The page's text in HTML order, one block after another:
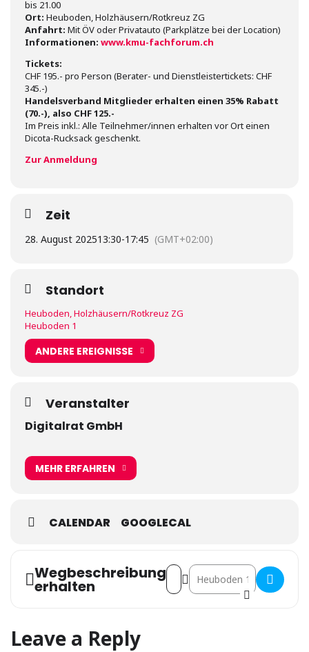
bis 21.00
Ort: Heuboden, Holzhäusern/Rotkreuz ZG
Anfahrt: Mit ÖV oder Privatauto (Parkplätze bei der Location)
Informationen: www.kmu-fachforum.ch
Tickets:
CHF 195.- pro Person (Berater- und Dienstleistertickets: CHF
345.-)
Handelsverband Mitglieder erhalten einen 35% Rabatt
(70.-), also CHF 125.-
Im Preis inkl.: Alle Teilnehmer/innen erhalten vor Ort einen
Dicota-Rucksack geschenkt.
Zur Anmeldung
Zeit
28. August 202513:30-17:45 (GMT+02:00)
Standort
Heuboden, Holzhäusern/Rotkreuz ZG
Heuboden 1
ANDERE EREIGNISSE
Veranstalter
Digitalrat GmbH
MEHR ERFAHREN
CALENDAR GOOGLECAL
Wegbeschreibung
erhalten
Address - 3. Schweizer KMU-
Destination Address - 3.
Leave a Reply